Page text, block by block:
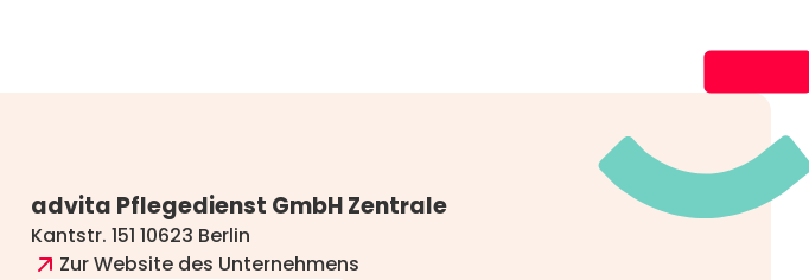
advita Pflegedienst GmbH Zentrale
Kantstr. 151 10623 Berlin
Zur Website des Unternehmens